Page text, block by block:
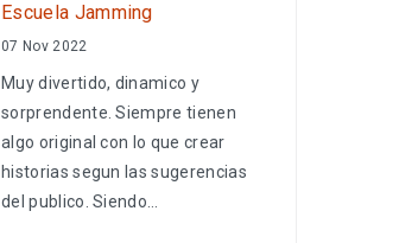
Escuela Jamming
07 Nov 2022
Muy divertido, dinamico y
sorprendente. Siempre tienen
algo original con lo que crear
historias segun las sugerencias
del publico. Siendo…